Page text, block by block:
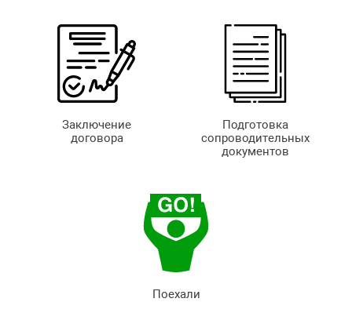
Заключение
договора
Подготовка
сопроводительных
документов
Поехали